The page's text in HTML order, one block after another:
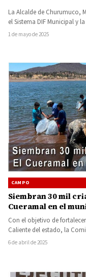
La Alcalde de Churumuco,
el Sistema DIF Municipal y
1 de mayo de 2025
CAMPO
⁠Siembran 30 mil
Cueramal en el
Con el objetivo de
Caliente del estado, la
6 de abril de 2025